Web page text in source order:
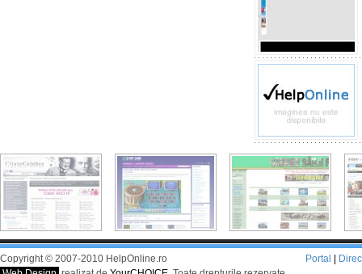
Copyright © 2007-2010 HelpOnline.ro
Portal